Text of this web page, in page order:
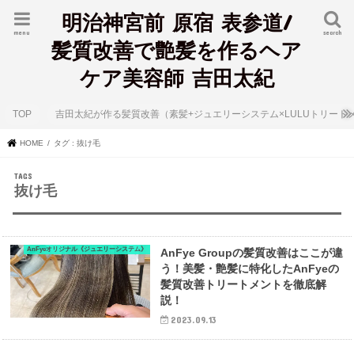
明治神宮前 原宿 表参道/
髪質改善で艶髪を作るヘア
ケア美容師 吉田太紀
search
menu
TOP 吉田太紀が作る髪質改善（素髪+ジュエリーシステム×LULUトリート
HOME タグ : 抜け毛
抜け毛
AnFyeオリジナル《ジュエリーシステム》
AnFye Groupの髪質改善はここが違
う！美髪・艶髪に特化したAnFyeの
髪質改善トリートメントを徹底解
説！
2023.09.13